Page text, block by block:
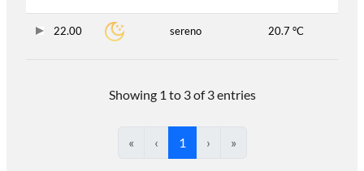
22.00 sereno 20.7 °C
Showing 1 to 3 of 3 entries
« ‹ 1 › »